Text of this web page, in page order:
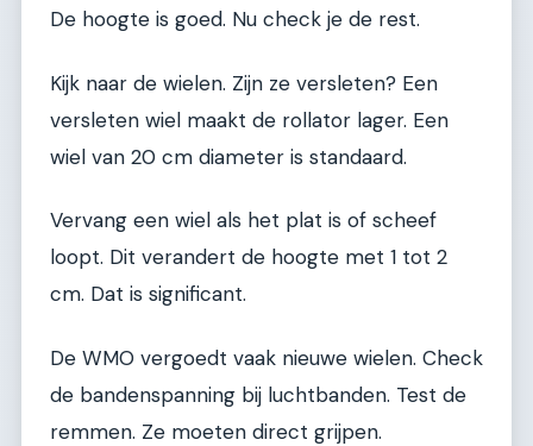
De hoogte is goed. Nu check je de rest.
Kijk naar de wielen. Zijn ze versleten? Een
versleten wiel maakt de rollator lager. Een
wiel van 20 cm diameter is standaard.
Vervang een wiel als het plat is of scheef
loopt. Dit verandert de hoogte met 1 tot 2
cm. Dat is significant.
De WMO vergoedt vaak nieuwe wielen. Check
de bandenspanning bij luchtbanden. Test de
remmen. Ze moeten direct grijpen.